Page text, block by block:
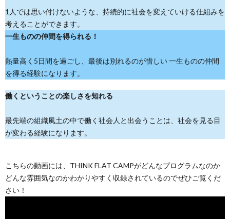
1人では思い付けないような、持続的に社会を変えていける仕組みを
考えることができます。
一生ものの仲間を得られる！
熱量高く5日間を過ごし、最後は別れるのが惜しい 一生ものの仲間
を得る経験になります。
働くということの楽しさを知れる
最先端の組織風土の中で働く社会人と出会うことは、社会を見る目
が変わる経験になります。
こちらの動画には、THINK FLAT CAMPがどんなプログラムなのか
どんな雰囲気なのかわかりやすく収録されているのでぜひご覧くだ
さい！